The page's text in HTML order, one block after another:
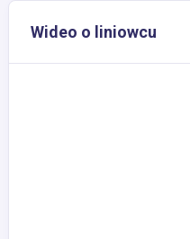
Wideo o liniowcu